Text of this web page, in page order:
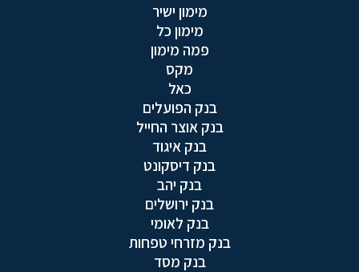
מימון ישיר
מימון כל
פמה מימון
מקס
כאל
בנק הפועלים
בנק אוצר החייל
בנק איגוד
בנק דיסקונט
בנק יהב
בנק ירושלים
בנק לאומי
בנק מזרחי טפחות
בנק מסד